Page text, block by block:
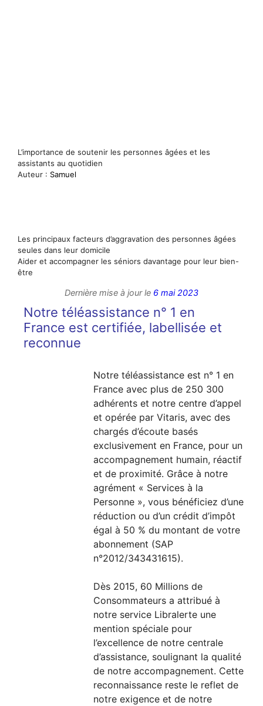
L’importance de soutenir les personnes âgées et les
assistants au quotidien
Auteur : Samuel
Les principaux facteurs d’aggravation des personnes âgées
seules dans leur domicile
Aider et accompagner les séniors davantage pour leur bien-
être
Dernière mise à jour le 6 mai 2023
Notre téléassistance n° 1 en
France est certifiée, labellisée et
reconnue
Notre téléassistance est n° 1 en
France avec plus de 250 300
adhérents et notre centre d’appel
et opérée par Vitaris, avec des
chargés d’écoute basés
exclusivement en France, pour un
accompagnement humain, réactif
et de proximité. Grâce à notre
agrément « Services à la
Personne », vous bénéficiez d’une
réduction ou d’un crédit d’impôt
égal à 50 % du montant de votre
abonnement (SAP
n°2012/343431615).
Dès 2015, 60 Millions de
Consommateurs a attribué à
notre service Libralerte une
mention spéciale pour
l’excellence de notre centrale
d’assistance, soulignant la qualité
de notre accompagnement. Cette
reconnaissance reste le reflet de
notre exigence et de notre